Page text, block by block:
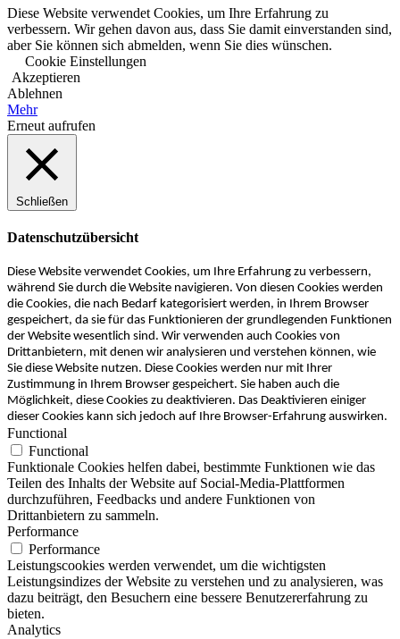
Diese Website verwendet Cookies, um Ihre Erfahrung zu
verbessern. Wir gehen davon aus, dass Sie damit einverstanden sind,
aber Sie können sich abmelden, wenn Sie dies wünschen.
Cookie Einstellungen
Akzeptieren
Ablehnen
Mehr
Erneut aufrufen
Schließen
Datenschutzübersicht
Diese Website verwendet Cookies, um Ihre Erfahrung zu verbessern,
während Sie durch die Website navigieren. Von diesen Cookies werden
die Cookies, die nach Bedarf kategorisiert werden, in Ihrem Browser
gespeichert, da sie für das Funktionieren der grundlegenden Funktionen
der Website wesentlich sind. Wir verwenden auch Cookies von
Drittanbietern, mit denen wir analysieren und verstehen können, wie
Sie diese Website nutzen. Diese Cookies werden nur mit Ihrer
Zustimmung in Ihrem Browser gespeichert. Sie haben auch die
Möglichkeit, diese Cookies zu deaktivieren. Das Deaktivieren einiger
dieser Cookies kann sich jedoch auf Ihre Browser-Erfahrung auswirken.
Functional
Functional
Funktionale Cookies helfen dabei, bestimmte Funktionen wie das
Teilen des Inhalts der Website auf Social-Media-Plattformen
durchzuführen, Feedbacks und andere Funktionen von
Drittanbietern zu sammeln.
Performance
Performance
Leistungscookies werden verwendet, um die wichtigsten
Leistungsindizes der Website zu verstehen und zu analysieren, was
dazu beiträgt, den Besuchern eine bessere Benutzererfahrung zu
bieten.
Analytics